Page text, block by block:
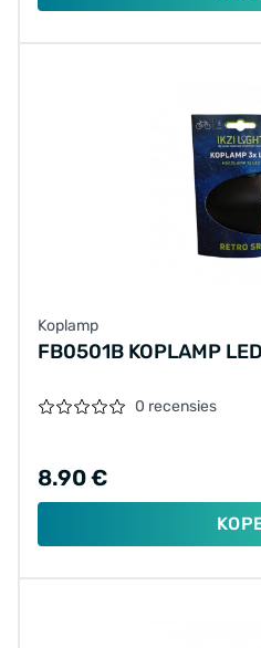
Koplamp
FB0501B KOPLAMP
0 recensies
8.90 €